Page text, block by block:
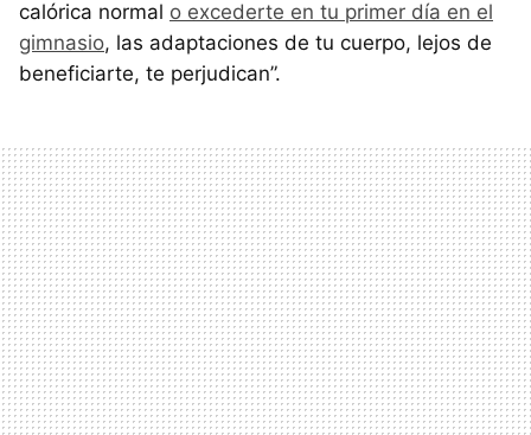
calórica normal o excederte en tu primer día en el
gimnasio, las adaptaciones de tu cuerpo, lejos de
beneficiarte, te perjudican”.